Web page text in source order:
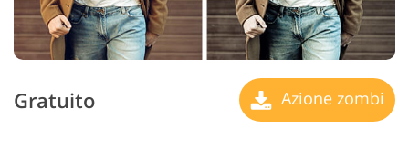
Gratuito Azione zombi